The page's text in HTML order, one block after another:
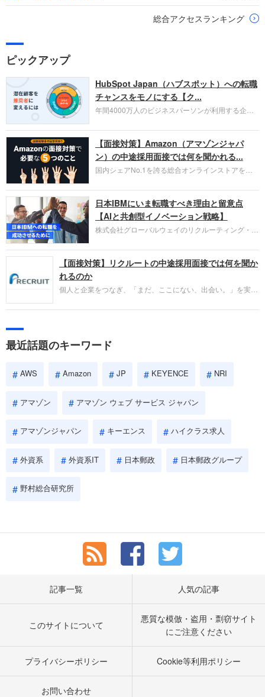
総合アクセスランキング
ピックアップ
HubSpot Japan（ハブスポット）への転職
チャンスをモノにする【ク...
年間4000万人のビジネスパーソンが利用する企業
お勧めするイチオシ企業をご紹介します。今回はク
ラウド型CRMプラットフォームを提供する
HubSpot Japan（ハブスポット・ジャパン）株式会
社です。採用面接対策の企業研究にご活用くださ
い。
【面接対策】Amazon（アマゾンジャパ
ン）の中途採用面接では何を聞かれる...
国内シェアNo.1を誇る総合オンラインストアを運
圧倒的な存在感を持つAmazon。中途採用面接では
過去の具体的な業務成果やリーダーシップの発揮、
失敗からの学びが重視され、人間性やカルチャーフ
ィットも評価対象となり、長期的に成長できる仲間
であるかを多角的に審査されます。
日本IBMにいま転職すべき理由と留意点
【AIと共創型イノベーション戦略】
株式会社グローバルウェイのリクルーティング・パ
パーソンが利用する企業口コミサイト「キャリコ
ネ」の転職エージェントがお勧めするイチオシ企業
IBMです。採用面接対策の企業研究にご活用くださ
い。
【面接対策】リクルートの中途採用面接では何を聞か
れるのか
個人と企業をつなぎ、「まだ、ここにない、出会い。」を実現
やこれまでの成果を具体的に問われるほか、「人間性」も評価
しょう。
最近話題のキーワード
AWS Amazon JP KEYENCE NRI
アマゾン アマゾン ウェブ サービス ジャパン
アマゾンジャパン キーエンス ハイクラス求人
外資系 外資系IT 日本郵政 日本郵政グループ
野村総合研究所
記事一覧 人気の記事
このサイトについて
悪質な模倣・盗用・剽窃サイト
にご注意ください
プライバシーポリシー Cookie等利用ポリシー
お問い合わせ